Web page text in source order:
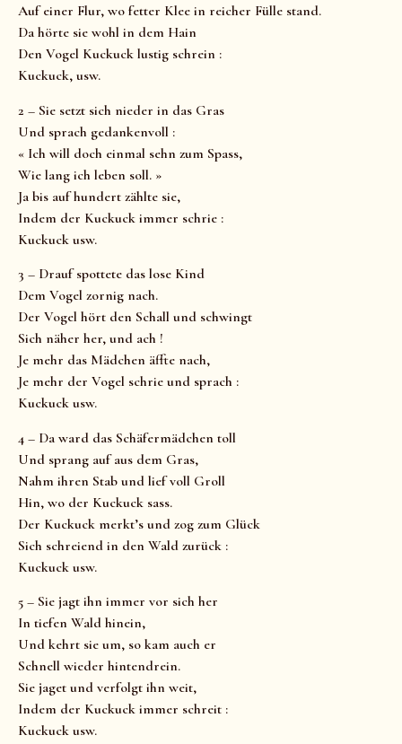
Auf einer Flur, wo fetter Klee in reicher Fülle stand.
Da hörte sie wohl in dem Hain
Den Vogel Kuckuck lustig schrein :
Kuckuck, usw.
2 – Sie setzt sich nieder in das Gras
Und sprach gedankenvoll :
« Ich will doch einmal sehn zum Spass,
Wie lang ich leben soll. »
Ja bis auf hundert zählte sie,
Indem der Kuckuck immer schrie :
Kuckuck usw.
3 – Drauf spottete das lose Kind
Dem Vogel zornig nach.
Der Vogel hört den Schall und schwingt
Sich näher her, und ach !
Je mehr das Mädchen äffte nach,
Je mehr der Vogel schrie und sprach :
Kuckuck usw.
4 – Da ward das Schäfermädchen toll
Und sprang auf aus dem Gras,
Nahm ihren Stab und lief voll Groll
Hin, wo der Kuckuck sass.
Der Kuckuck merkt’s und zog zum Glück
Sich schreiend in den Wald zurück :
Kuckuck usw.
5 – Sie jagt ihn immer vor sich her
In tiefen Wald hinein,
Und kehrt sie um, so kam auch er
Schnell wieder hintendrein.
Sie jaget und verfolgt ihn weit,
Indem der Kuckuck immer schreit :
Kuckuck usw.